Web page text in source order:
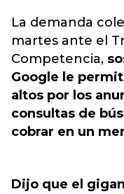
La demanda
martes ante el
Competencia,
Google le
altos por los
consultas de
cobrar en un
Dijo que el